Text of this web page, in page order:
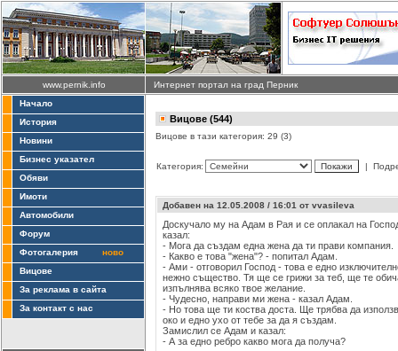
www.pernik.info
Интернет портал на град Перник
Начало
История
Новини
Бизнес указател
Обяви
Имоти
Автомобили
Форум
Фотогалерия
ново
Вицове
За реклама в сайта
За контакт с нас
Вицове (544)
Вицове в тази категория: 29 (3)
Категория: |
Добавен на 12.05.2008 / 16:01 от vvasileva
Доскучало му на Адам в Рая и се оплакал на
казал:
- Мога да създам една жена да ти прави компания.
- Какво е това "жена"? - попитал Адам.
- Ами - отговорил Господ - това е едно
нежно същество. Тя ще се грижи за теб, ще те
изпълнява всяко твое желание.
- Чудесно, направи ми жена - казал Адам.
- Но това ще ти коства доста. Ще трябва да
око и едно ухо от тебе за да я създам.
Замислил се Адам и казал:
- А за едно ребро какво мога да получа?